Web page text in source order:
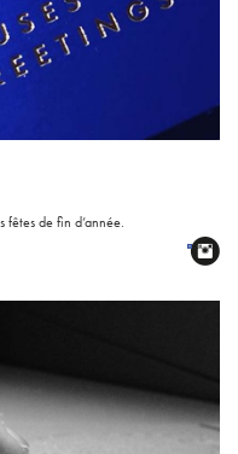
fêtes de fin d’année.